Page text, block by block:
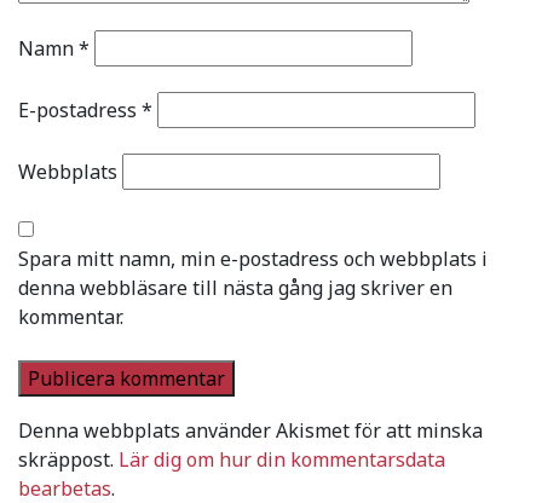
Namn*
E-postadress *
Webbplats
Spara mitt namn, min e-postadress och webbplats i
denna webbläsare till nästa gång jag skriver en
kommentar.
Denna webbplats använder Akismet för att minska
skräppost. Lär dig om hur din kommentarsdata
bearbetas.